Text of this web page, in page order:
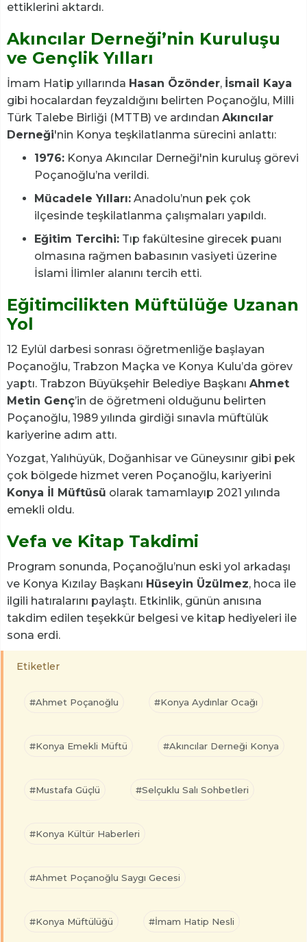
ettiklerini aktardı.
Akıncılar Derneği’nin Kuruluşu
ve Gençlik Yılları
İmam Hatip yıllarında Hasan Özönder, İsmail Kaya
gibi hocalardan feyzaldığını belirten Poçanoğlu, Milli
Türk Talebe Birliği (MTTB) ve ardından Akıncılar
Derneği'nin Konya teşkilatlanma sürecini anlattı:
1976: Konya Akıncılar Derneği'nin kuruluş görevi
Poçanoğlu’na verildi.
Mücadele Yılları: Anadolu’nun pek çok
ilçesinde teşkilatlanma çalışmaları yapıldı.
Eğitim Tercihi: Tıp fakültesine girecek puanı
olmasına rağmen babasının vasiyeti üzerine
İslami İlimler alanını tercih etti.
Eğitimcilikten Müftülüğe Uzanan
Yol
12 Eylül darbesi sonrası öğretmenliğe başlayan
Poçanoğlu, Trabzon Maçka ve Konya Kulu’da görev
yaptı. Trabzon Büyükşehir Belediye Başkanı Ahmet
Metin Genç’in de öğretmeni olduğunu belirten
Poçanoğlu, 1989 yılında girdiği sınavla müftülük
kariyerine adım attı.
Yozgat, Yalıhüyük, Doğanhisar ve Güneysınır gibi pek
çok bölgede hizmet veren Poçanoğlu, kariyerini
Konya İl Müftüsü olarak tamamlayıp 2021 yılında
emekli oldu.
Vefa ve Kitap Takdimi
Program sonunda, Poçanoğlu’nun eski yol arkadaşı
ve Konya Kızılay Başkanı Hüseyin Üzülmez, hoca ile
ilgili hatıralarını paylaştı. Etkinlik, günün anısına
takdim edilen teşekkür belgesi ve kitap hediyeleri ile
sona erdi.
Etiketler
#Ahmet Poçanoğlu #Konya Aydınlar Ocağı
#Konya Emekli Müftü #Akıncılar Derneği Konya
#Mustafa Güçlü #Selçuklu Salı Sohbetleri
#Konya Kültür Haberleri
#Ahmet Poçanoğlu Saygı Gecesi
#Konya Müftülüğü #İmam Hatip Nesli